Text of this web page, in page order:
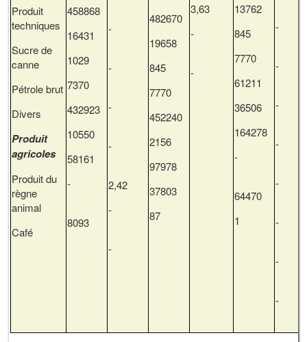
Produit
techniques
Sucre de
canne
Pétrole brut
Divers
Produit
agricoles
Produit du
règne
animal
Café
458868
16431
1029
7370
432923
10550
58161
-
8093
-
-
-
-
2,42
-
-
482670
19658
845
7770
452240
2156
97978
37803
87
3,63
-
-
13762
845
7770
61211
36506
164278
-
64470
1